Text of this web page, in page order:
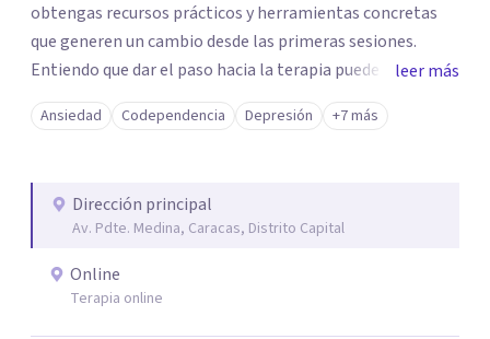
obtengas recursos prácticos y herramientas concretas
que generen un cambio desde las primeras sesiones.
Entiendo que dar el paso hacia la terapia puede generar
dudas, pero si te sientes bloqueado por la ansiedad,
ataques de pánico, miedos o el dolor de una ruptura, mi
acción. Trabajaremos juntos para superar duelos, fobias y
el estrés cotidiano, devolviéndote el control de tu vida de
forma ágil y efectiva.
leer más
Ansiedad Codependencia Depresión +7 más
Dirección principal
Av. Pdte. Medina, Caracas, Distrito Capital
Online
Terapia online